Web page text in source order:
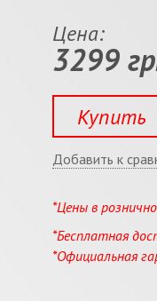
Цена:
3299
Купить
Добавить к
*Цены в
*Бесплатная
*Официальная